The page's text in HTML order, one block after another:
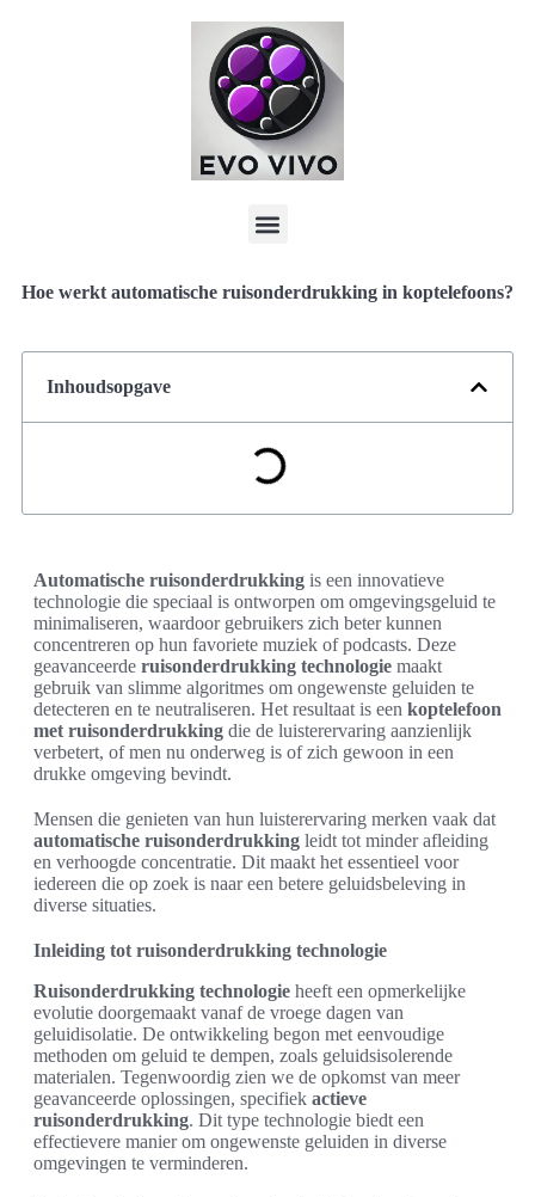
Hoe werkt automatische ruisonderdrukking in koptelefoons?
Inhoudsopgave
Automatische ruisonderdrukking is een innovatieve
technologie die speciaal is ontworpen om omgevingsgeluid te
minimaliseren, waardoor gebruikers zich beter kunnen
concentreren op hun favoriete muziek of podcasts. Deze
geavanceerde ruisonderdrukking technologie maakt
gebruik van slimme algoritmes om ongewenste geluiden te
detecteren en te neutraliseren. Het resultaat is een koptelefoon
met ruisonderdrukking die de luisterervaring aanzienlijk
verbetert, of men nu onderweg is of zich gewoon in een
drukke omgeving bevindt.
Mensen die genieten van hun luisterervaring merken vaak dat
automatische ruisonderdrukking leidt tot minder afleiding
en verhoogde concentratie. Dit maakt het essentieel voor
iedereen die op zoek is naar een betere geluidsbeleving in
diverse situaties.
Inleiding tot ruisonderdrukking technologie
Ruisonderdrukking technologie heeft een opmerkelijke
evolutie doorgemaakt vanaf de vroege dagen van
geluidisolatie. De ontwikkeling begon met eenvoudige
methoden om geluid te dempen, zoals geluidsisolerende
materialen. Tegenwoordig zien we de opkomst van meer
geavanceerde oplossingen, specifiek actieve
ruisonderdrukking. Dit type technologie biedt een
effectievere manier om ongewenste geluiden in diverse
omgevingen te verminderen.